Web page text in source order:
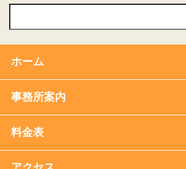
ホーム
事務所案内
料金表